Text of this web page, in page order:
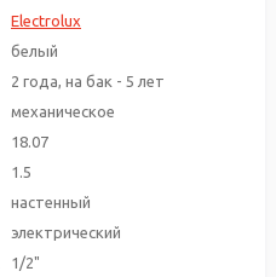
Electrolux
белый
2 года, на бак - 5 лет
механическое
18.07
1.5
настенный
электрический
1/2"